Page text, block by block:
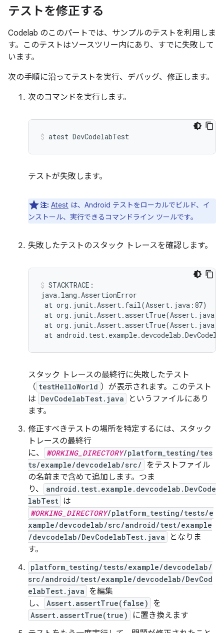
テストを修正する
Codelab のこのパートでは、サンプルのテストを利用しま
す。このテストはソースツリー内にあり、すでに失敗して
います。
次の手順に沿ってテストを実行、デバッグ、修正します。
次のコマンドを実行します。
atest DevCodelabTest
テストが失敗します。
注: Atest は、Android テストをローカルでビルド、イ
ンストール、実行できるコマンドライン ツールです。
失敗したテストのスタック トレースを確認します。
STACKTRACE:
at org.junit.Assert.fail(Assert.java:87)
at org.junit.Assert.assertTrue(
at org.junit.Assert.assertTrue(
at
スタック トレースの最終行に失敗したテスト
（ testHelloWorld ）が表示されます。このテスト
は DevCodelabTest.java
というファイルにあり
ます。
修正すべきテストの場所を特定するには、スタック
トレースの最終行
に、
WORKING_DIRECTORY/platform_testing/tes
ts/example/devcodelab/src/
をテストファイル
の名前まで含めて追加します。つま
り、
android.test.example.devcodelab.DevCode
labTest は
WORKING_DIRECTORY/platform_testing/tests/e
xample/devcodelab/src/android/test/example
/devcodelab/DevCodelabTest.java
となりま
す。
platform_testing/tests/example/devcodelab/
src/android/test/example/devcodelab/DevCod
elabTest.java を編集
し、
Assert.assertTrue(false) を
Assert.assertTrue(true)
に置き換えます